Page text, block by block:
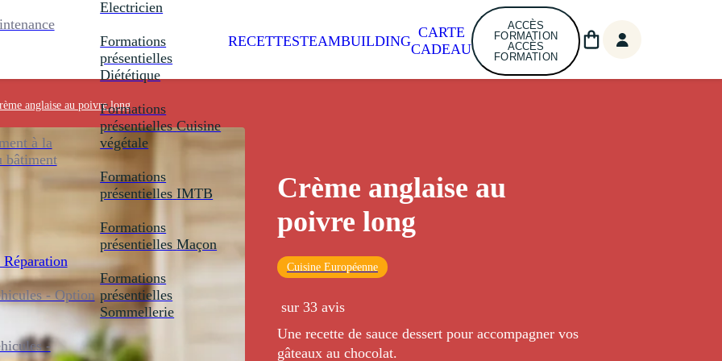
à la
bâtiment
- Option
-
Electricien
Formations
présentielles
Diététique
Formations
présentielles Cuisine
végétale
Formations
présentielles IMTB
Formations
présentielles Maçon
Formations
présentielles
Sommellerie
RECETTESTEAMBUILDING
CARTE
CADEAU
ACCÈS
FORMATION
ACCÈS
FORMATION
anglaise au poivre long
Crème anglaise au
poivre long
Cuisine Européenne
sur 33 avis
Une recette de sauce dessert pour accompagner vos
gâteaux au chocolat.